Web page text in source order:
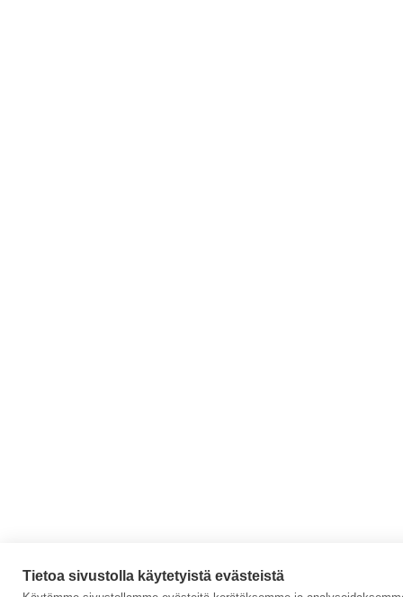
Tietoa sivustolla käytetyistä evästeistä